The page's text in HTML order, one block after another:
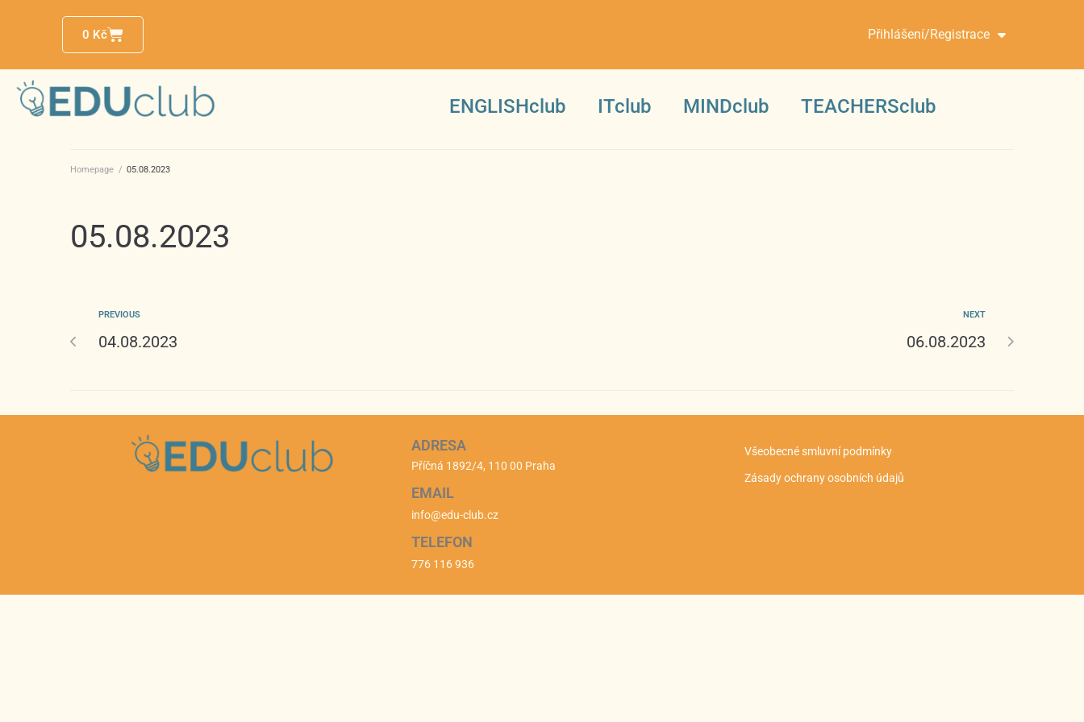
0 Kč Přihlášení/Registrace
ENGLISHclub ITclub MINDclub TEACHERSclub
Homepage / 05.08.2023
05.08.2023
PREVIOUS
04.08.2023
NEXT
06.08.2023
ADRESA
Příčná 1892/4, 110 00 Praha
EMAIL
info@edu-club.cz
TELEFON
776 116 936
Všeobecné smluvní podmínky
Zásady ochrany osobních údajů